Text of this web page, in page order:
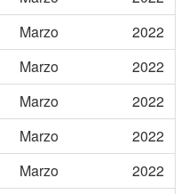
Marzo
2022
Marzo
2022
Marzo
2022
Marzo
2022
Marzo
2022